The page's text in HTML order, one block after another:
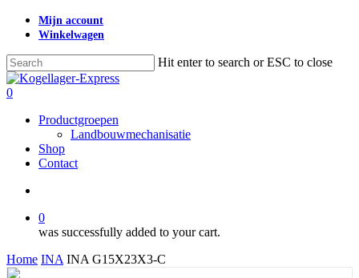
Skip
content
Mijn account
Winkelwagen
Hit enter to search or ESC to close
Close
Search
search
0
Productgroepen
Landbouwmechanisatie
Shop
Contact
0
was successfully added to your cart.
Home INA INA G15X23X3-C